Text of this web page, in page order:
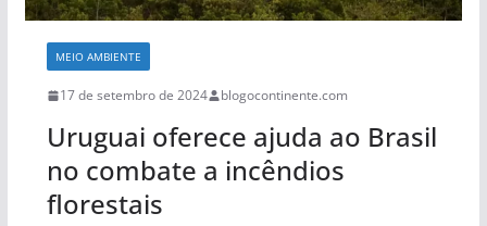
MEIO AMBIENTE
17 de setembro de 2024 blogocontinente.com
Uruguai oferece ajuda ao Brasil
no combate a incêndios
florestais